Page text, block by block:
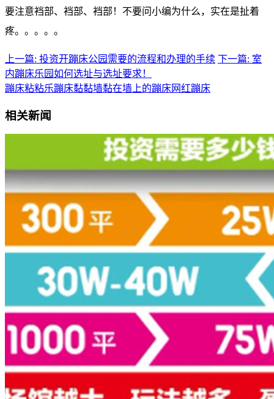
要注意裆部、裆部、裆部！不要问小编为什么，实在是扯着
疼。。。。。
上一篇: 投资开蹦床公园需要的流程和办理的手续 下一篇: 室
内蹦床乐园如何选址与选址要求！
蹦床粘粘乐蹦床黏黏墙黏在墙上的蹦床网红蹦床
相关新闻